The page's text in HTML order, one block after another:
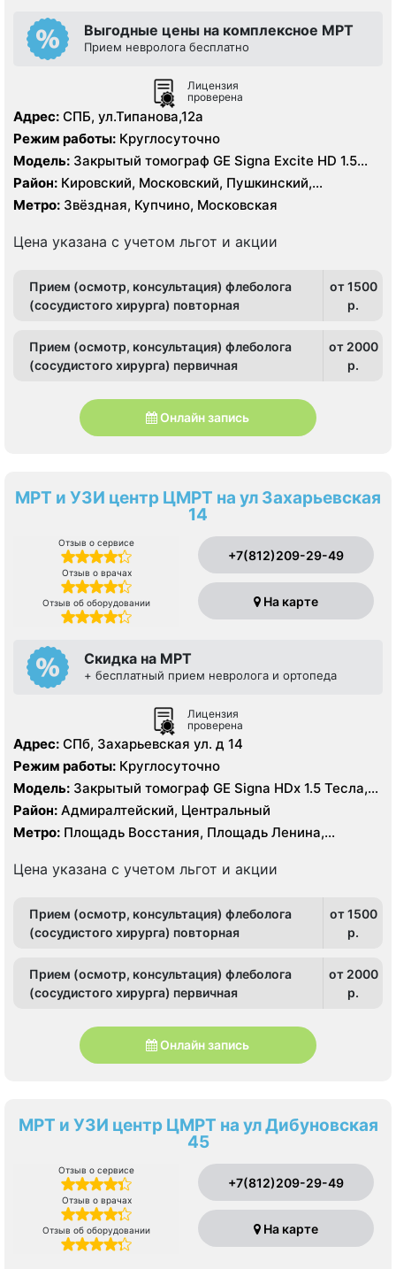
Выгодные цены на комплексное МРТ
Прием невролога бесплатно
Лицензия
проверена
Адрес: СПБ, ул.Типанова,12а
Режим работы: Круглосуточно
Модель: Закрытый томограф GE Signa Excite HD 1.5
Тесла, УЗИ
Район: Кировский, Московский, Пушкинский,
Фрунзенский
Метро: Звёздная, Купчино, Московская
Цена указана с учетом льгот и акции
Прием (осмотр, консультация) флеболога
(сосудистого хирурга) повторная
от 1500
p.
Прием (осмотр, консультация) флеболога
(сосудистого хирурга) первичная
от 2000
p.
Онлайн запись
МРТ и УЗИ центр ЦМРТ на ул Захарьевская
14
Отзыв о сервисе
Отзыв о врачах
Отзыв об оборудовании
+7(812)209-29-49
На карте
Скидка на МРТ
+ бесплатный прием невролога и ортопеда
Лицензия
проверена
Адрес: СПб, Захарьевская ул. д 14
Режим работы: Круглосуточно
Модель: Закрытый томограф GE Signa HDx 1.5 Тесла,
УЗИ
Район: Адмиралтейский, Центральный
Метро: Площадь Восстания, Площадь Ленина,
Цена указана с учетом льгот и акции
Прием (осмотр, консультация) флеболога
(сосудистого хирурга) повторная
от 1500
p.
Прием (осмотр, консультация) флеболога
(сосудистого хирурга) первичная
от 2000
p.
Онлайн запись
МРТ и УЗИ центр ЦМРТ на ул Дибуновская
45
Отзыв о сервисе
Отзыв о врачах
Отзыв об оборудовании
+7(812)209-29-49
На карте